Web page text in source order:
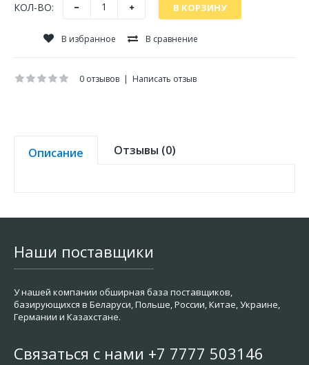
КОЛ-ВО:
В избранное В сравнение
0 отзывов | Написать отзыв
Описание Отзывы (0)
Наши поставщики
У нашей компании обширная база поставщиков,
базирующихся в Беларуси, Польше, России, Китае, Украине,
Германии и Казахстане.
Связаться с нами +7 7777 503146